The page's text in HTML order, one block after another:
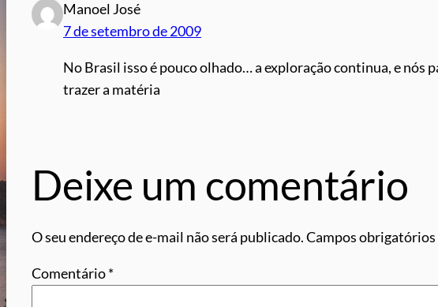
Manoel José
7 de setembro de 2009
No Brasil isso é pouco olhado… a exploração continua, e nós
trazer a matéria
Deixe um comentário
O seu endereço de e-mail não será publicado.Campos obrigatórios
Comentário*